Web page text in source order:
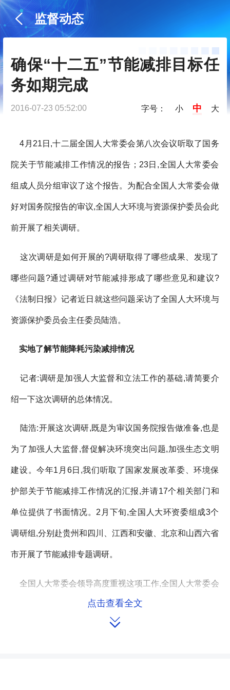
监督动态
确保“十二五”节能减排目标任
务如期完成
2016-07-23 05:52:00 字号： 小 中 大
4月21日,十二届全国人大常委会第八次会议听取了国务
院关于节能减排工作情况的报告；23日,全国人大常委会
组成人员分组审议了这个报告。为配合全国人大常委会做
好对国务院报告的审议,全国人大环境与资源保护委员会此
前开展了相关调研。
这次调研是如何开展的?调研取得了哪些成果、发现了
哪些问题?通过调研对节能减排形成了哪些意见和建议?
《法制日报》记者近日就这些问题采访了全国人大环境与
资源保护委员会主任委员陆浩。
实地了解节能降耗污染减排情况
记者:调研是加强人大监督和立法工作的基础,请简要介
绍一下这次调研的总体情况。
陆浩:开展这次调研,既是为审议国务院报告做准备,也是
为了加强人大监督,督促解决环境突出问题,加强生态文明
建设。今年1月6日,我们听取了国家发展改革委、环境保
护部关于节能减排工作情况的汇报,并请17个相关部门和
单位提供了书面情况。2月下旬,全国人大环资委组成3个
调研组,分别赴贵州和四川、江西和安徽、北京和山西六省
市开展了节能减排专题调研。
全国人大常委会领导高度重视这项工作,全国人大常委会
副委员长陈昌智、沈跃跃亲自带队,全国人大环资委部分组
成人员和部分全国人大代表组成调研组开展实地调研,国家
点击查看全文
